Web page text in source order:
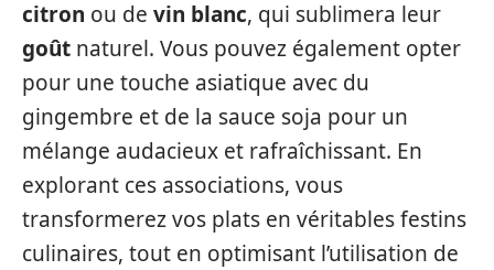
citron ou de vin blanc, qui sublimera leur
goût naturel. Vous pouvez également opter
pour une touche asiatique avec du
gingembre et de la sauce soja pour un
mélange audacieux et rafraîchissant. En
explorant ces associations, vous
transformerez vos plats en véritables festins
culinaires, tout en optimisant l’utilisation de